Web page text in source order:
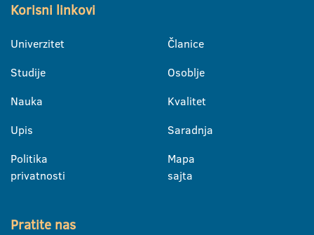
Korisni linkovi
Univerzitet
Studije
Nauka
Upis
Politika
privatnosti
Članice
Osoblje
Kvalitet
Saradnja
Mapa
sajta
Pratite nas